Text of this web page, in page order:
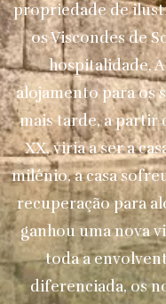
propriedade de
os Viscondes de
hospitalidade.
alojamento para os
mais tarde, a partir
XX, viria a ser a
milénio, a casa
recuperação para
ganhou uma nova
toda a
diferenciada, os